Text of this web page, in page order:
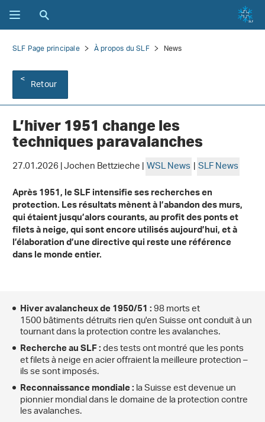
SLF Page principale À propos du SLF News
Retour
L’hiver 1951 change les
techniques paravalanches
27.01.2026 | Jochen Bettzieche |WSL News|SLF News
Après 1951, le SLF intensifie ses recherches en
protection. Les résultats mènent à l’abandon des murs,
qui étaient jusqu’alors courants, au profit des ponts et
filets à neige, qui sont encore utilisés aujourd’hui, et à
l’élaboration d’une directive qui reste une référence
dans le monde entier.
Hiver avalancheux de 1950/51 :98 morts et
1500 bâtiments détruits rien qu'en Suisse ont conduit à un
tournant dans la protection contre les avalanches.
Recherche au SLF :des tests ont montré que les ponts
et filets à neige en acier offraient la meilleure protection –
ils se sont imposés.
Reconnaissance mondiale :la Suisse est devenue un
pionnier mondial dans le domaine de la protection contre
les avalanches.